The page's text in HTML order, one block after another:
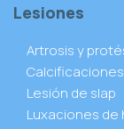
Lesiones
Artrosis y
Lesión de slap
Luxaciones de